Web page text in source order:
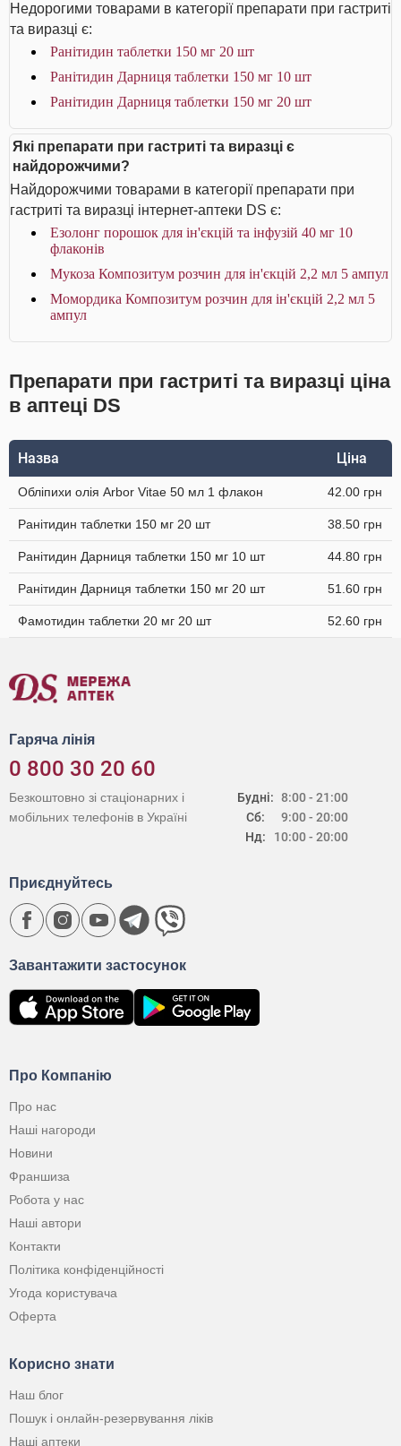
Недорогими товарами в категорії препарати при гастриті
та виразці є:
Ранітидин таблетки 150 мг 20 шт
Ранітидин Дарниця таблетки 150 мг 10 шт
Ранітидин Дарниця таблетки 150 мг 20 шт
Які препарати при гастриті та виразці є
найдорожчими?
Найдорожчими товарами в категорії препарати при
гастриті та виразці інтернет-аптеки DS є:
Езолонг порошок для ін'єкцій та інфузій 40 мг 10
флаконів
Мукоза Композитум розчин для ін'єкцій 2,2 мл 5 ампул
Момордика Композитум розчин для ін'єкцій 2,2 мл 5
ампул
Препарати при гастриті та виразці ціна
в аптеці DS
Назва Ціна
Обліпихи олія Arbor Vitae 50 мл 1 флакон 42.00 грн
Ранітидин таблетки 150 мг 20 шт 38.50 грн
Ранітидин Дарниця таблетки 150 мг 10 шт 44.80 грн
Ранітидин Дарниця таблетки 150 мг 20 шт 51.60 грн
Фамотидин таблетки 20 мг 20 шт 52.60 грн
Гаряча лінія
0 800 30 20 60
Будні:
Сб:
Нд:
8:00 - 21:00
9:00 - 20:00
10:00 - 20:00
Безкоштовно зі стаціонарних і
мобільних телефонів в Україні
Про Компанію
Про нас
Наші нагороди
Новини
Франшиза
Робота у нас
Наші автори
Контакти
Політика конфіденційності
Угода користувача
Оферта
Корисно знати
Наш блог
Пошук і онлайн-резервування ліків
Наші аптеки
Завантажити застосунок
Приєднуйтесь